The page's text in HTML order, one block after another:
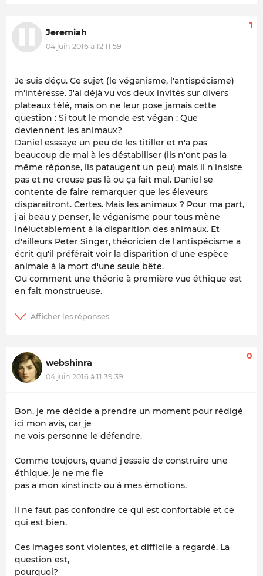
Jeremiah
04 juin 2016 à 12:11:59
1
Je suis déçu. Ce sujet (le véganisme, l'antispécisme)
m'intéresse. J'ai déjà vu vos deux invités sur divers
plateaux télé, mais on ne leur pose jamais cette
question : Si tout le monde est végan : Que
deviennent les animaux?
Daniel esssaye un peu de les titiller et n'a pas
beaucoup de mal à les déstabiliser (ils n'ont pas la
même réponse, ils pataugent un peu) mais il n'insiste
pas et ne creuse pas là ou ça fait mal. Daniel se
contente de faire remarquer que les éleveurs
disparaîtront. Certes. Mais les animaux ? Pour ma part,
j'ai beau y penser, le véganisme pour tous mène
inéluctablement à la disparition des animaux. Et
d'ailleurs Peter Singer, théoricien de l'antispécisme a
écrit qu'il préférait voir la disparition d'une espèce
animale à la mort d'une seule bête.
Ou comment une théorie à première vue éthique est
en fait monstrueuse.
webshinra
04 juin 2016 à 11:39:39
0
Bon, je me décide a prendre un moment pour rédigé
ici mon avis, car je
ne vois personne le défendre.
Comme toujours, quand j'essaie de construire une
éthique, je ne me fie
pas a mon «instinct» ou à mes émotions.
Il ne faut pas confondre ce qui est confortable et ce
qui est bien.
Ces images sont violentes, et difficile a regardé. La
question est,
pourquoi?